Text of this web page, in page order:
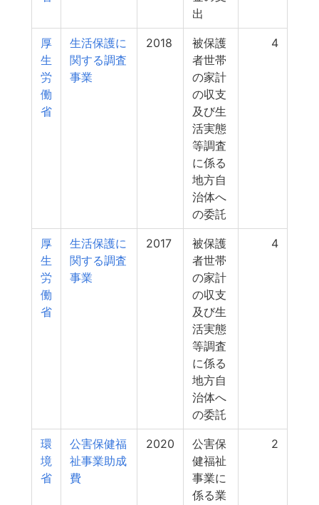
出
厚
生
労
働
省
生活保護に
関する調査
事業
2018
被保護
者世帯
の家計
の収支
及び生
活実態
等調査
に係る
地方自
治体へ
の委託
4
厚
生
労
働
省
生活保護に
関する調査
事業
2017
被保護
者世帯
の家計
の収支
及び生
活実態
等調査
に係る
地方自
治体へ
の委託
4
環
境
省
公害保健福
祉事業助成
費
2020
公害保
健福祉
事業に
係る業
2